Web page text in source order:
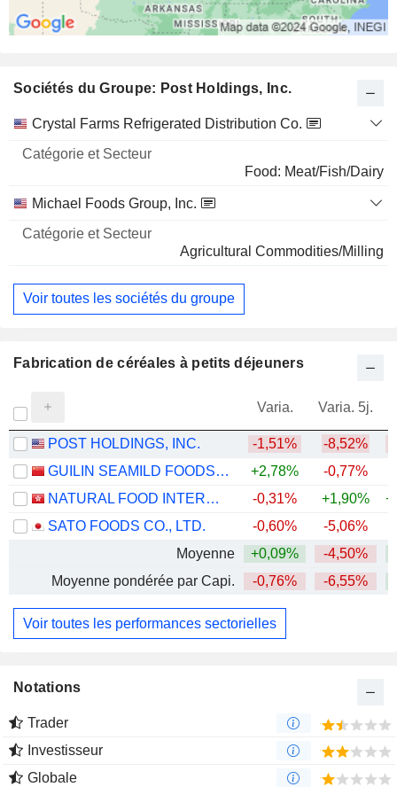
Sociétés du Groupe: Post Holdings, Inc.
Nom
Catégorie
Secteur
Crystal Farms Refrigerated Distribution Co.
Food: Meat/Fish/Dairy
Michael Foods Group, Inc.
Agricultural Commodities/Milling
Voir toutes les sociétés du groupe
Fabrication de céréales à petits déjeuners
Varia. Varia. 5j.
POST HOLDINGS, INC. -1,51% -8,52%
GUILIN SEAMILD FOODS CO., LTD
+2,78% -0,77%
NATURAL FOOD INTERNATIONAL HOLDING LIMITED
-0,31% +1,90%
SATO FOODS CO., LTD.
-0,60% -5,06%
Moyenne
+0,09% -4,50%
Moyenne pondérée par Capi.
-0,76% -6,55%
Voir toutes les performances sectorielles
Notations
Trader
Investisseur
Globale